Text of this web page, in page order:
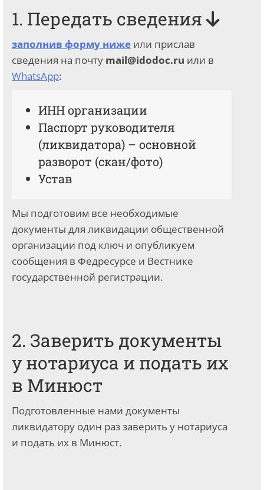
1. Передать сведения
заполнив форму ниже или прислав
сведения на почту mail@idodoc.ru или в
WhatsApp:
ИНН организации
Паспорт руководителя
(ликвидатора) – основной
разворот (скан/фото)
Устав
Мы подготовим все необходимые
документы для ликвидации общественной
организации под ключ и опубликуем
сообщения в Федресурсе и Вестнике
государственной регистрации.
2. Заверить документы
у нотариуса и подать их
в Минюст
Подготовленные нами документы
ликвидатору один раз заверить у нотариуса
и подать их в Минюст.